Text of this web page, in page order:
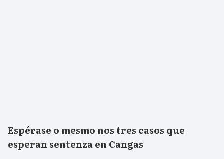
Espérase o mesmo nos tres casos que
esperan sentenza en Cangas